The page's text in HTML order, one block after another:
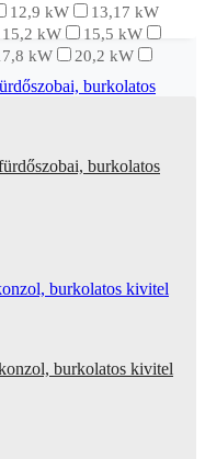
12,9 kW
13,17 kW
15,2 kW
15,5 kW
kW
20,2 kW
burkolatos
burkolatos kivitel